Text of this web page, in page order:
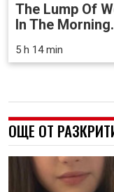
The Lump Of
In The
5 h 14 min
ОЩЕ ОТ